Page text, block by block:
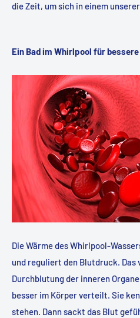
die Zeit, um sich in einem
Ein Bad im Whirlpool für
Die Wärme des Whirlpool-
und reguliert den Blutdruck. Das
Durchblutung der inneren
besser im Körper verteilt. Sie
stehen. Dann sackt das Blut